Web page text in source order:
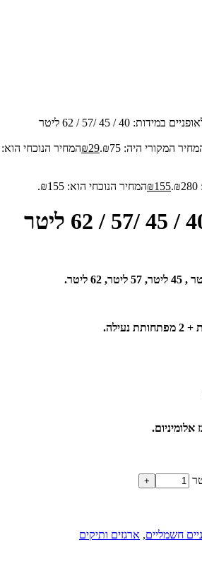
40 / 45 /57 / 62 ליטר
המקורי היה: ₪75. ₪29
המחיר הנוכחי הוא: ₪29.
₪155 המחיר הנוכחי הוא: ₪155.
חשמליים, ארגזים ותיקים